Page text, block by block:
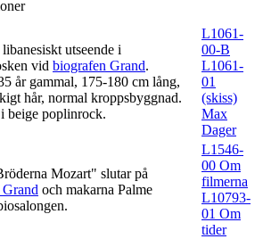
utseende i
vid biografen Grand.
år gammal, 175-180 cm lång,
hår, normal kroppsbyggnad.
beige poplinrock.
L1061-
00-B
L1061-
01
(skiss)
Max
Dager
Mozart" slutar på
och makarna Palme
L1546-
00 Om
filmerna
L10793-
01 Om
tider